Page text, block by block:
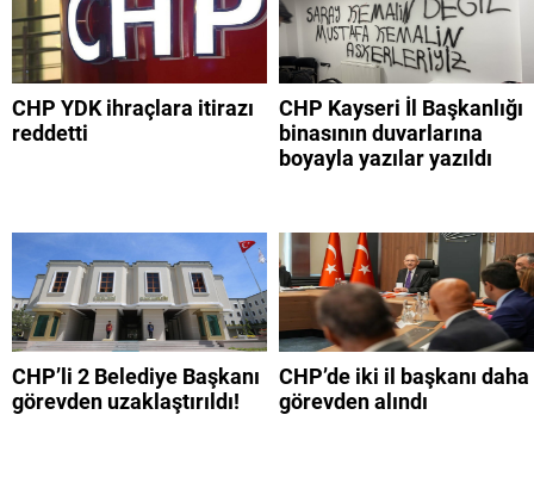
CHP YDK ihraçlara itirazı
reddetti
CHP Kayseri İl Başkanlığı
binasının duvarlarına
boyayla yazılar yazıldı
CHP’li 2 Belediye Başkanı
görevden uzaklaştırıldı!
CHP’de iki il başkanı daha
görevden alındı